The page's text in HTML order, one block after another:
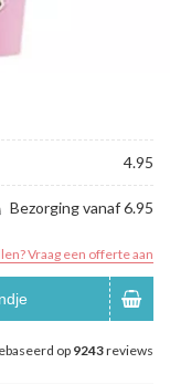
4.95
Bezorging vanaf 6.95
Vraag een offerte aan
op 9243reviews